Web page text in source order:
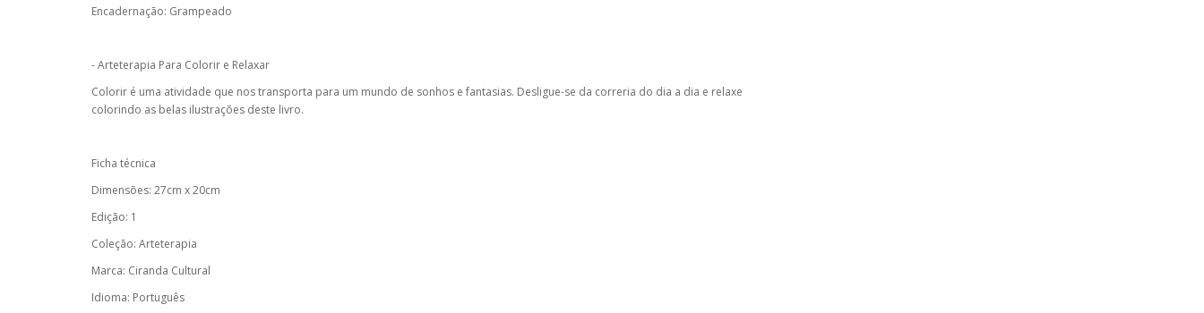
Encadernação: Grampeado
- Arteterapia Para Colorir e Relaxar
Colorir é uma atividade que nos transporta para um mundo de sonhos e fantasias. Desligue-se da correria do dia a dia e relaxe
colorindo as belas ilustrações deste livro.
Ficha técnica
Dimensões: 27cm x 20cm
Edição: 1
Coleção: Arteterapia
Marca: Ciranda Cultural
Idioma: Português